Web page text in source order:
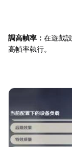
調高幀率： 在遊戲
高幀率執行。